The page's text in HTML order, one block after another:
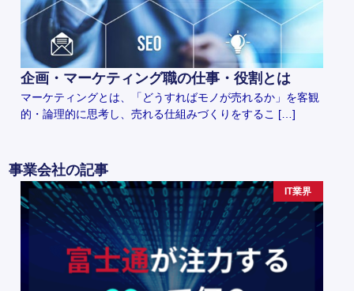
企画・マーケティング職の仕事・役割とは
マーケティングとは、「どうすればモノが売れるか」を客観
的・論理的に思考し、売れる仕組みづくりをするこ […]
事業会社の記事
IT業界